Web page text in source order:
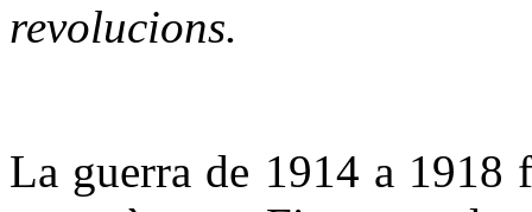
revolucions.
La guerra de 1914 a 1918